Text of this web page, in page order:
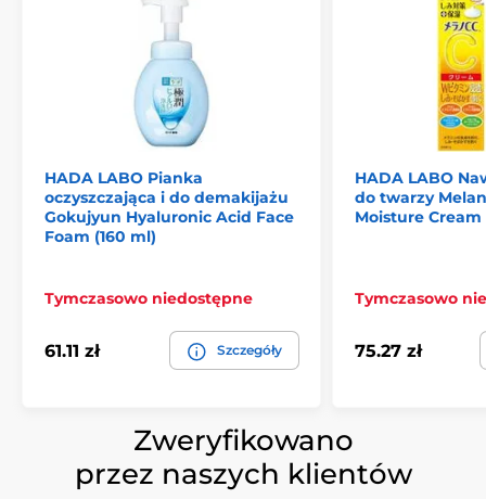
HADA LABO Pianka
oczyszczająca i do demakijażu
Gokujyun Hyaluronic Acid Face
Foam (160 ml)
Tymczasowo niedostępne
61.11 zł Szczegóły
HADA LABO
do twarzy
Moisture Cream
Tymczasowo
75.27 zł
Zweryfikowano
przez naszych klientów